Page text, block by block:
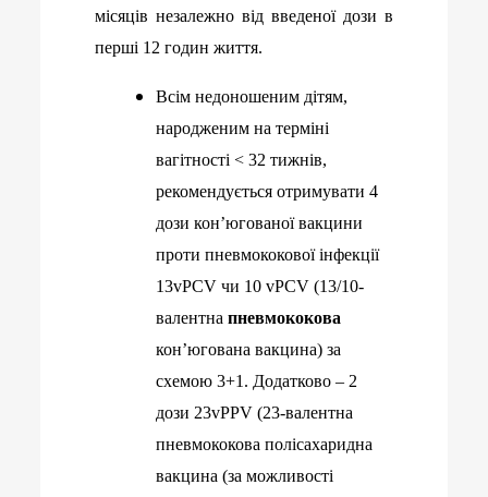
місяців незалежно від введеної дози в
перші 12 годин життя.
Всім недоношеним дітям,
народженим на терміні
вагітності < 32 тижнів,
рекомендується отримувати 4
дози кон’югованої вакцини
проти пневмококової інфекції
13vPCV чи 10vPCV (13/10-
валентнапневмококова
кон’югована вакцина) за
схемою 3+1. Додатково – 2
дози 23vPPV (23-валентна
пневмококова полісахаридна
вакцина (за можливості